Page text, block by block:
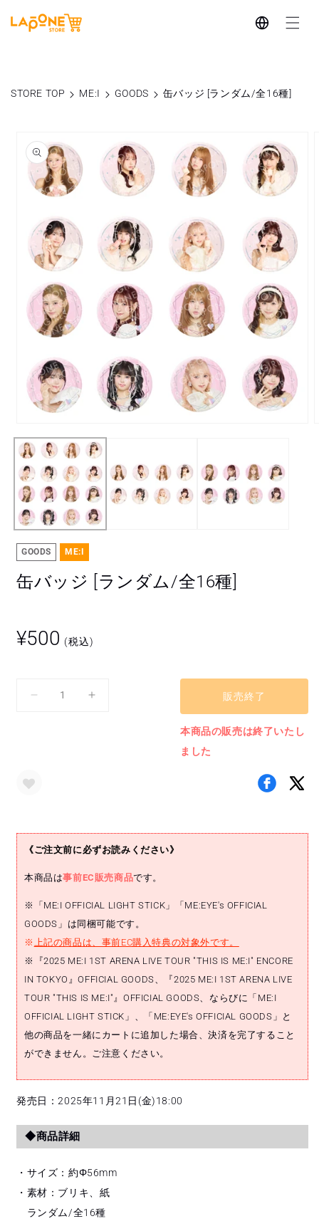
ンツに
進む
言
語
STORE TOP ME:I GOODS 缶バッジ [ランダム/全16種]
報にス
キップ
ー
ダ
ル
で
メ
デ
ィ
ア
(1)
を
く
GOODS ME:I
缶バッジ [ランダム/全16種]
通
常
¥500 (税込)
ン
16
種]
数
量
を
減
ら
缶
16
種]
数
量
を
増
や
販売終了
本商品の販売は終了いたし
ました
《ご注文前に必ずお読みください》
本商品は事前EC販売商品です。
※「ME:I OFFICIAL LIGHT STICK」「ME:EYE's OFFICIAL
GOODS」は同梱可能です。
※ 上記の商品は、事前EC購入特典の対象外です。
※『2025 ME:I 1ST ARENA LIVE TOUR "THIS IS ME:I" ENCORE
IN TOKYO』OFFICIAL GOODS、『2025 ME:I 1ST ARENA LIVE
TOUR "THIS IS ME:I"』OFFICIAL GOODS、ならびに「ME:I
OFFICIAL LIGHT STICK」、「ME:EYE's OFFICIAL GOODS」と
他の商品を一緒にカートに追加した場合、決済を完了すること
ができません。ご注意ください。
発売日：2025年11月21日(金)18:00
◆商品詳細
・サイズ：約Φ56mm
・素材：ブリキ、紙
ランダム/全16種